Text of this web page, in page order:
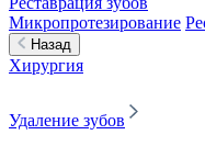
Микропротезирование
Назад
Хирургия
Удаление зубов